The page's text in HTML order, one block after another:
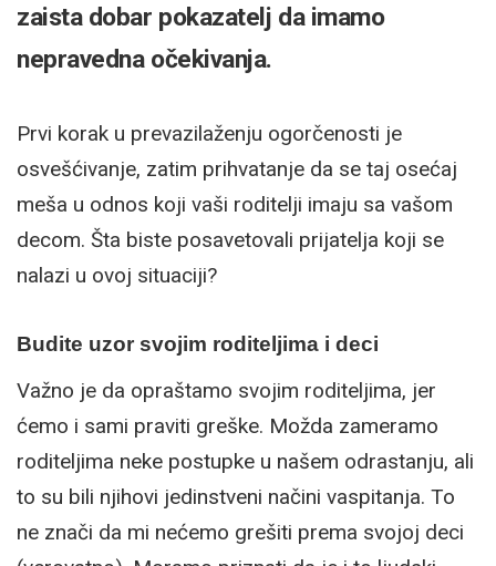
zaista dobar pokazatelj da imamo
nepravedna očekivanja.
Prvi korak u prevazilaženju ogorčenosti je
osvešćivanje, zatim prihvatanje da se taj osećaj
meša u odnos koji vaši roditelji imaju sa vašom
decom. Šta biste posavetovali prijatelja koji se
nalazi u ovoj situaciji?
Budite uzor svojim roditeljima i deci
Važno je da opraštamo svojim roditeljima, jer
ćemo i sami praviti greške. Možda zameramo
roditeljima neke postupke u našem odrastanju, ali
to su bili njihovi jedinstveni načini vaspitanja. To
ne znači da mi nećemo grešiti prema svojoj deci